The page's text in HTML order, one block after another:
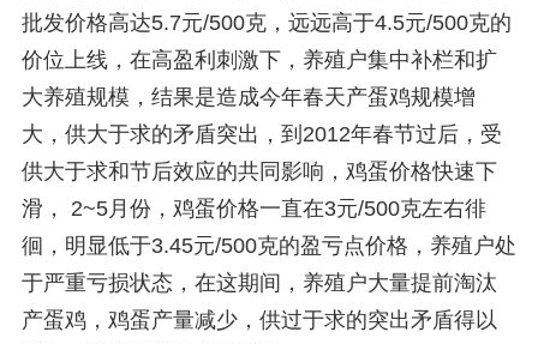
批发价格高达5.7元/500克，远远高于4.5元/500克的
价位上线，在高盈利刺激下，养殖户集中补栏和扩
大养殖规模，结果是造成今年春天产蛋鸡规模增
大，供大于求的矛盾突出，到2012年春节过后，受
供大于求和节后效应的共同影响，鸡蛋价格快速下
滑， 2~5月份，鸡蛋价格一直在3元/500克左右徘
徊，明显低于3.45元/500克的盈亏点价格，养殖户处
于严重亏损状态，在这期间，养殖户大量提前淘汰
产蛋鸡，鸡蛋产量减少，供过于求的突出矛盾得以